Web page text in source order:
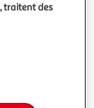
traitent des